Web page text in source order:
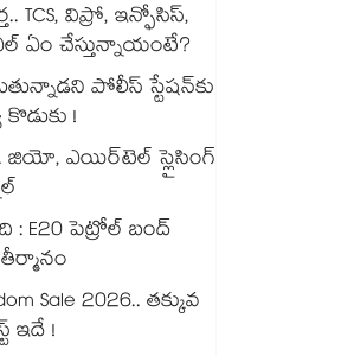
TCS, విప్రో, ఇన్ఫోసిస్,
ఏం చేస్తున్నాయంటే?
పోలీస్ స్టేషన్⁪కు
!
జియో, ఎయిర్‌టెల్ స్లైసింగ్
E20 పెట్రోల్ బంద్
Sale 2026.. తక్కువ
ఇదే !